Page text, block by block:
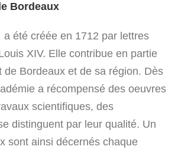
Bordeaux
été créée en 1712 par lettres
XIV. Elle contribue en partie
de Bordeaux et de sa région. Dès
a récompensé des oeuvres
scientifiques, des
distinguent par leur qualité. Un
sont ainsi décernés chaque